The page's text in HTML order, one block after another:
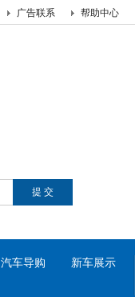
帮助中心
广告联系
汽车导购 新车展示